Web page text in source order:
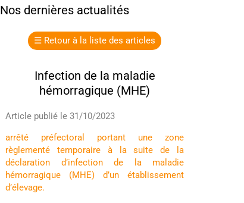
Nos dernières actualités
☰ Retour à la liste des articles
Infection de la maladie
hémorragique (MHE)
Article publié le 31/10/2023
arrêté préfectoral portant une zone
règlementé temporaire à la suite de la
déclaration d’infection de la maladie
hémorragique (MHE) d’un établissement
d’élevage.